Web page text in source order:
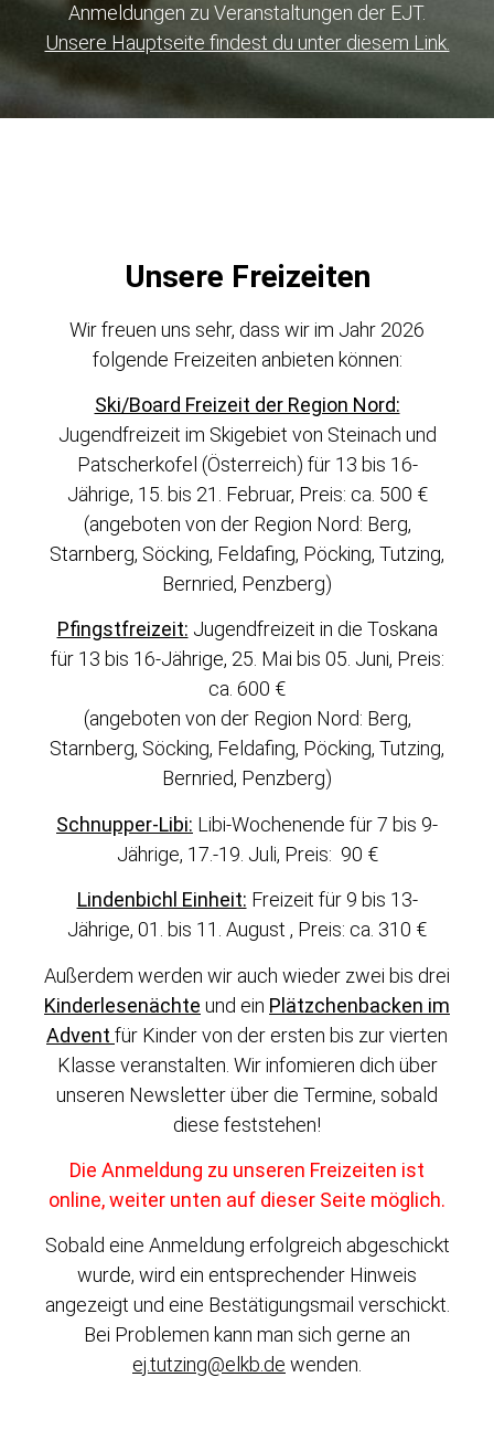
Anmeldungen zu Veranstaltungen der EJT.
Unsere Hauptseite findest du unter diesem Link.
Unsere Freizeiten
Wir freuen uns sehr, dass wir im Jahr 2026
folgende Freizeiten anbieten können:
Ski/Board Freizeit der Region Nord:
Jugendfreizeit im Skigebiet von Steinach und
Patscherkofel (Österreich) für 13 bis 16-
Jährige, 15. bis 21. Februar, Preis: ca. 500 €
(angeboten von der Region Nord: Berg,
Starnberg, Söcking, Feldafing, Pöcking, Tutzing,
Bernried, Penzberg)
Pfingstfreizeit: Jugendfreizeit in die Toskana
für 13 bis 16-Jährige, 25. Mai bis 05. Juni, Preis:
ca. 600 €
(angeboten von der Region Nord: Berg,
Starnberg, Söcking, Feldafing, Pöcking, Tutzing,
Bernried, Penzberg)
Schnupper-Libi: Libi-Wochenende für 7 bis 9-
Jährige, 17.-19. Juli, Preis: 90 €
Lindenbichl Einheit: Freizeit für 9 bis 13-
Jährige, 01. bis 11. August , Preis: ca. 310 €
Außerdem werden wir auch wieder zwei bis drei
Kinderlesenächte und ein Plätzchenbacken im
Advent für Kinder von der ersten bis zur vierten
Klasse veranstalten. Wir infomieren dich über
unseren Newsletter über die Termine, sobald
diese feststehen!
Die Anmeldung zu unseren Freizeiten ist
online, weiter unten auf dieser Seite möglich.
Sobald eine Anmeldung erfolgreich abgeschickt
wurde, wird ein entsprechender Hinweis
angezeigt und eine Bestätigungsmail verschickt.
Bei Problemen kann man sich gerne an
ej.tutzing@elkb.de wenden.